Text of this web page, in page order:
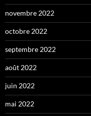
novembre 2022
octobre 2022
septembre 2022
août 2022
juin 2022
mai 2022